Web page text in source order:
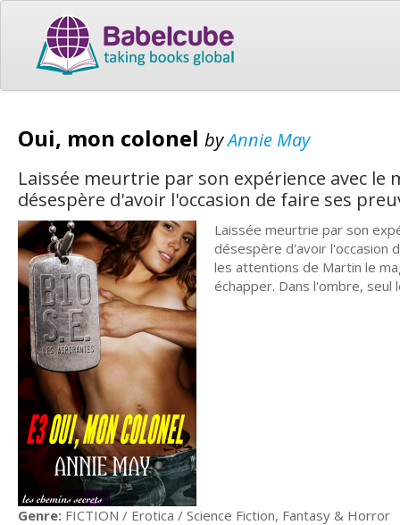
Oui, mon colonel byAnnie May
Laissée meurtrie par son expérience avec
désespère d'avoir l'occasion de faire ses
Laissée meurtrie par son
désespère d'avoir l'occasion
les attentions de Martin le
échapper. Dans l'ombre,
Genre: FICTION / Erotica / Science Fiction, Fantasy & Horror